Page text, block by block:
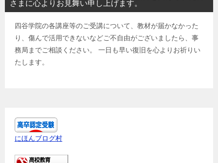
さまに心よりお見舞い申し上げます。
四谷学院の各講座等のご受講について、教材が届かなかった
り、傷んで活用できないなどご不自由がございましたら、事
務局までご相談ください。 一日も早い復旧を心よりお祈りい
たします。
にほんブログ村